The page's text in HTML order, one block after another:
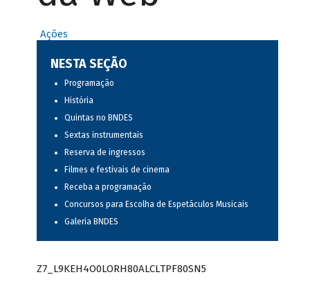
Ações
NESTA SEÇÃO
Programação
História
Quintas no BNDES
Sextas instrumentais
Reserva de ingressos
Filmes e festivais de cinema
Receba a programação
Concursos para Escolha de Espetáculos Musicais
Galeria BNDES
Z7_L9KEH4O0LORH80ALCLTPF80SN5